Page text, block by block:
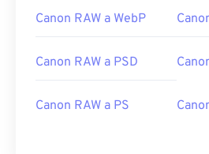
Canon RAW a WebP
Canon RAW a PSD
Canon RAW a PS